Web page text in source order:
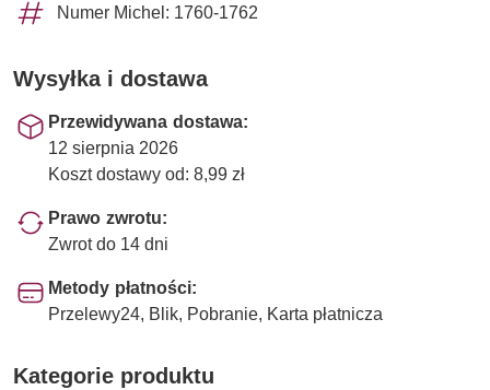
Numer Michel: 1760-1762
Wysyłka i dostawa
Przewidywana dostawa:
12 sierpnia 2026
Koszt dostawy od: 8,99 zł
Prawo zwrotu:
Zwrot do 14 dni
Metody płatności:
Przelewy24, Blik, Pobranie, Karta płatnicza
Kategorie produktu